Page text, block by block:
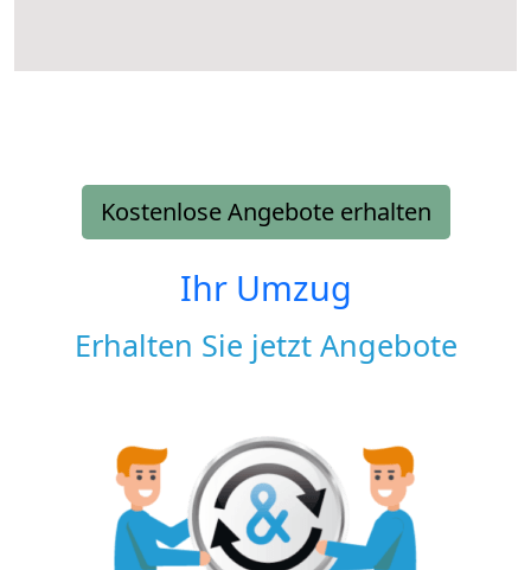
Kostenlose Angebote erhalten
Ihr Umzug
Erhalten Sie jetzt Angebote